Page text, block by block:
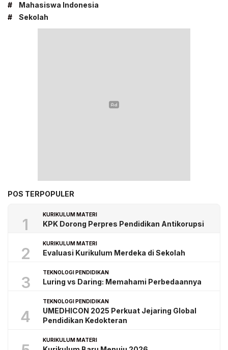
#
Mahasiswa Indonesia
#
Sekolah
POS TERPOPULER
1
KURIKULUM MATERI
KPK Dorong Perpres Pendidikan Antikorupsi
2
KURIKULUM MATERI
Evaluasi Kurikulum Merdeka di Sekolah
3
TEKNOLOGI PENDIDIKAN
Luring vs Daring: Memahami Perbedaannya
4
TEKNOLOGI PENDIDIKAN
UMEDHICON 2025 Perkuat Jejaring Global
Pendidikan Kedokteran
KURIKULUM MATERI